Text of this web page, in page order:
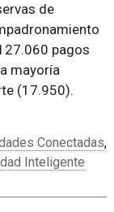
de
pagos
mayoría
(17.950).
Conectadas,
Inteligente